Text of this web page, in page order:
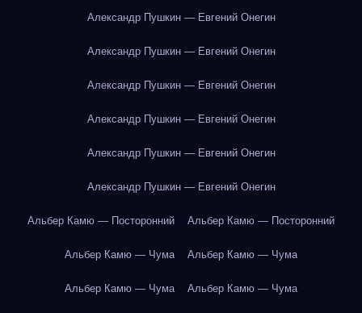
Александр Пушкин — Евгений Онегин
Александр Пушкин — Евгений Онегин
Александр Пушкин — Евгений Онегин
Александр Пушкин — Евгений Онегин
Александр Пушкин — Евгений Онегин
Александр Пушкин — Евгений Онегин
Альбер Камю — Посторонний Альбер Камю — Посторонний
Альбер Камю — Чума Альбер Камю — Чума
Альбер Камю — Чума Альбер Камю — Чума